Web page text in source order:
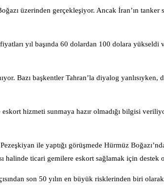
üzerinden gerçekleşiyor. Ancak İran’ın tanker
yıl başında 60 dolardan 100 dolara yükseldi
Bazı başkentler Tahran’la diyalog yanlısıyken,
hizmeti sunmaya hazır olmadığı bilgisi
ile yaptığı görüşmede Hürmüz
halinde ticari gemilere eskort sağlamak için
son 50 yılın en büyük risklerinden biri